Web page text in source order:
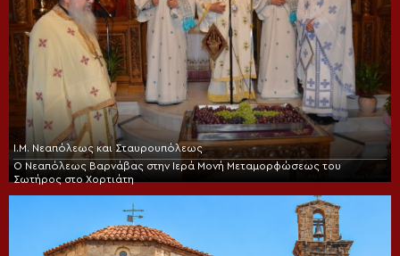
Ι.Μ. Νεαπόλεως και Σταυρουπόλεως
Ο Νεαπόλεως Βαρνάβας στην Ιερά Μονή Μεταμορφώσεως του
Σωτήρος στο Χορτιάτη